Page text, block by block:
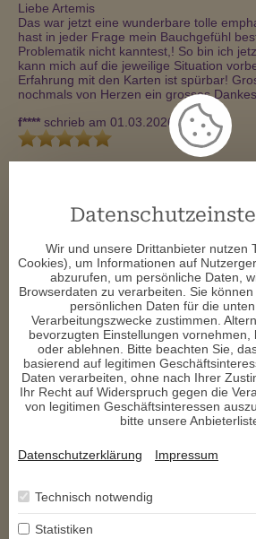
Liebe Artemis
Das war jetzt eine wunderbare tolle
hast in jeder Frage mein Bauchgefühl
Problematik nicht kanntest,! So bin ich
kann mich auf die jeweilige Situation
Erfahrung mit den Karten ist spürbar!
nochmals von Herzen ein grosses
f**** schrieb am 01.03.2026
nächste Zeit hinaus konnte Arthemis mir
mitgeben. Passt alles super zusammen
im Gespräch als bereits eingetroffen
schrieb am 17.02.2026
Danke für das angenehme Gespräch.
LG
a****schrieb am 01.02.2026
Wie immer super !!!! Du hast schon so
Wir und unsere Drittanbieter nutzen
Cookies), um Informationen auf
abzurufen, um persönliche Daten,
Browserdaten zu verarbeiten. Sie
persönlichen Daten für die
Verarbeitungszwecke zustimmen.
bevorzugten Einstellungen vornehmen,
oder ablehnen. Bitte beachten Sie,
basierend auf legitimen
Daten verarbeiten, ohne nach Ihrer
Ihr Recht auf Widerspruch gegen die
von legitimen Geschäftsinteressen
bitte unsere
Datenschutzerklärung Impressum
Technisch notwendig
Statistiken